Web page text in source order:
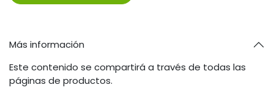
Más información
Este contenido se compartirá a través de todas las
páginas de productos.